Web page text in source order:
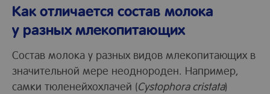
Как отличается состав молока
у разных млекопитающих
Состав молока у разных видов млекопитающих в
значительной мере неоднороден. Например,
самки тюленейхохлачей (Cystophora cristata)